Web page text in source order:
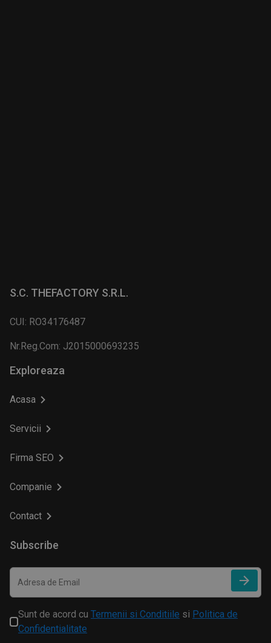
S.C. THEFACTORY S.R.L.
CUI: RO34176487
Nr.Reg.Com: J2015000693235
Exploreaza
Acasa
Servicii
Firma SEO
Companie
Contact
Subscribe
Sunt de acord cuTermenii si Conditiile si Politica de
Confidentialitate